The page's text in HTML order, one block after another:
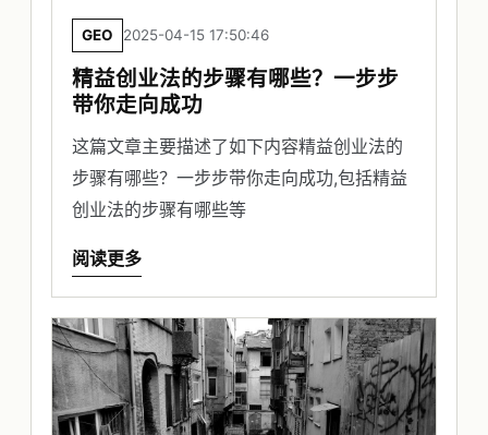
GEO 2025-04-15 17:50:46
精益创业法的步骤有哪些？一步步
带你走向成功
这篇文章主要描述了如下内容精益创业法的
步骤有哪些？一步步带你走向成功,包括精益
创业法的步骤有哪些等
阅读更多